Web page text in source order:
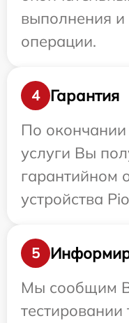
выполнения
операции.
4
Гарантия
По
услуги Вы
гарантийном
устройства
5
Мы сообщим
тестировании